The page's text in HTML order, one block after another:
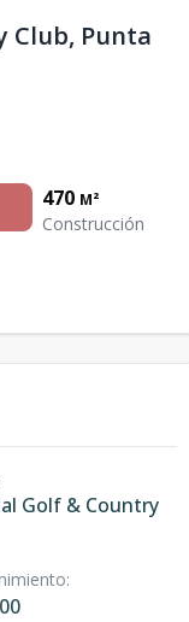
Club, Punta
470 M²
Construcción
Golf & Country
: